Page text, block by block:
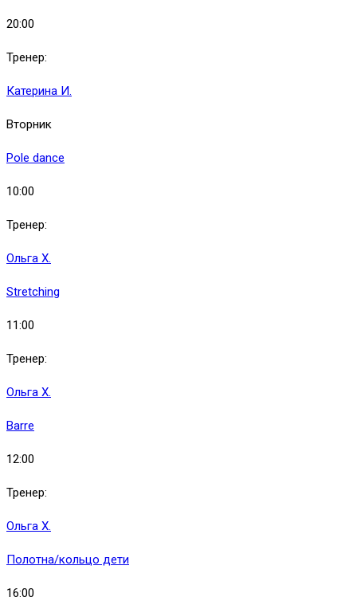
20:00
Тренер:
Катерина И.
Вторник
Pole dance
10:00
Тренер:
Ольга Х.
Stretching
11:00
Тренер:
Ольга Х.
Barre
12:00
Тренер:
Ольга Х.
Полотна/кольцо дети
16:00